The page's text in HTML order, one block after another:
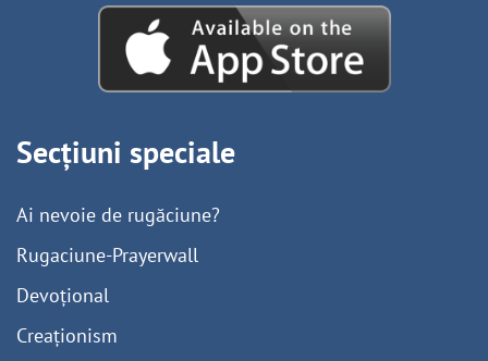
Secțiuni speciale
Ai nevoie de rugăciune?
Rugaciune-Prayerwall
Devoțional
Creaționism